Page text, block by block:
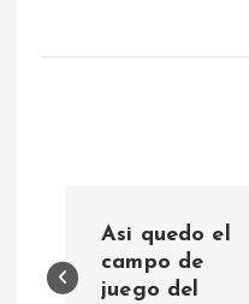
a
Asi quedo el
campo de
juego del